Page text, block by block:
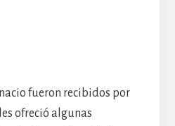
fueron recibidos por
ofreció algunas